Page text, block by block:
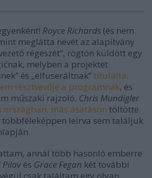
Royce Richards (és nem
meglátta nevét az alapítvány
régészét”, rögtön küldött egy
melyben a projektet
és „elfuseráltnak”titulálta.
résztvevője a programnak, és
műszaki rajzoló. Chris Mundigler
országban, más ásatáson töltötte.
többféleképpen leírva sem találjuk
annál több hasonló emberre
Pilav és Grace Fegan két további
csak találtam egy olyan